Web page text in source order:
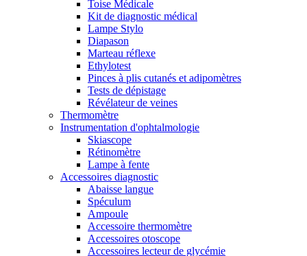
Toise Médicale
Kit de diagnostic médical
Lampe Stylo
Diapason
Marteau réflexe
Ethylotest
Pinces à plis cutanés et adipomètres
Tests de dépistage
Révélateur de veines
Thermomètre
Instrumentation d'ophtalmologie
Skiascope
Rétinomètre
Lampe à fente
Accessoires diagnostic
Abaisse langue
Spéculum
Ampoule
Accessoire thermomètre
Accessoires otoscope
Accessoires lecteur de glycémie